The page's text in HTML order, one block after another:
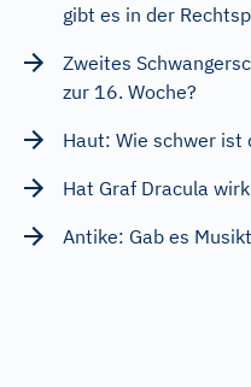
gibt es in der
Zweites
zur 16. Woche?
Haut: Wie schwer ist
Hat Graf Dracula
Antike: Gab es